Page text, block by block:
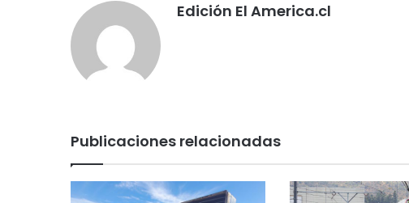
Edición El America.cl
Publicaciones relacionadas